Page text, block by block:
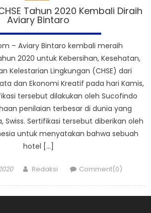
Tahun 2020 Kembali Diraih
Aviary Bintaro
– Aviary Bintaro kembali meraih
2020 untuk Kebersihan, Kesehatan,
Kelestarian Lingkungan (CHSE) dari
dan Ekonomi Kreatif pada hari Kamis,
tersebut dilakukan oleh Sucofindo
penilaian terbesar di dunia yang
Swiss. Sertifikasi tersebut diberikan oleh
untuk menyatakan bahwa sebuah
hotel […]
Author
Redaksi Comment(0)